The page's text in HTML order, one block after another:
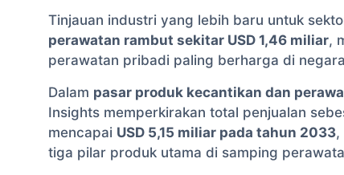
Tinjauan industri yang lebih baru untuk
perawatan rambut sekitar USD 1,46 miliar,
perawatan pribadi paling berharga di
Dalam pasar produk kecantikan dan
Insights memperkirakan total penjualan
mencapai USD 5,15 miliar pada tahun 2033,
tiga pilar produk utama di samping